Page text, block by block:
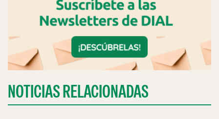
NOTICIAS RELACIONADAS